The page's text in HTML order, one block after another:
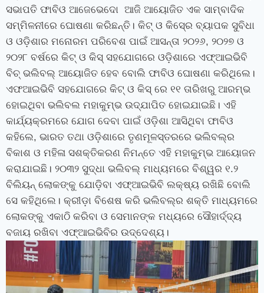
ସଭାପତି ଫାବିଓ ଆଜେଭେଦୋ ଆଜି ଆୟୋଜିତ ଏକ ସାମ୍ବାଦିକ
ସମ୍ମିଳନୀରେ ଘୋଷଣା କରିଛନ୍ତି। କିଟ୍‍ ଓ କିସ୍‍ରେ ବ୍ୟାପକ ସୁବିଧା
ଓ ଓଡ଼ିଶାର ମନୋରମ ପରିବେଶ ପାଇଁ ଆସନ୍ତା ୨୦୨୬, ୨୦୨୭ ଓ
୨୦୨୮ ବର୍ଷରେ କିଟ୍‍ ଓ କିସ୍‍ ସହଯୋଗରେ ଓଡ଼ିଶାରେ ଏଫ୍‍ଆଇଭିବି
ବିଚ୍‍ ଭଲିବଲ୍‍ ଆୟୋଜିତ ହେବ ବୋଲି ଫାବିଓ ଘୋଷଣା କରିଥିଲେ।
ଏଫଆଇଭିବି ସହଯୋଗରେ କିଟ୍‍ ଓ କିସ୍‍ ରେ ୧୧ ତାରିଖରୁ ଆରମ୍ଭ
ହୋଇଥିବା ଭଲିବଲ ମହାକୁମ୍ଭ ଉଦ୍‍ଯାପିତ ହୋଇଯାଇଛି। ଏହି
କାର୍ଯ୍ୟକ୍ରମରେ ଯୋଗ ଦେବା ପାଇଁ ଓଡ଼ିଶା ଆସିଥିବା ଫାବିଓ
କହିଲେ, ଭାରତ ତଥା ଓଡ଼ିଶାରେ ତୃଣମୂଳସ୍ତରରେ ଭଲିବଲ୍‍ର
ବିକାଶ ଓ ମହିଳା ସଶକ୍ତିକରଣ ନିମନ୍ତେ ଏହି ମହାକୁମ୍ଭ ଆୟୋଜନ
କରାଯାଇଛି। ୨୦୩୨ ସୁଦ୍ଧା ଭଲିବଲ୍‍ ମାଧ୍ୟମରେ ବିଶ୍ୱର ୧.୨
ବିଲିୟନ୍‍ ଲୋକଙ୍କୁ ଯୋଡ଼ିବା ଏଫ୍‍ଆଇଭିବି ଲକ୍ଷ୍ୟ ରଖିଛି ବୋଲି
ସେ କହିଥିଲେ। କ୍ରୀଡ଼ା ବିଶେଷ କରି ଭଲିବଲ୍‍ର ଶକ୍ତି ମାଧ୍ୟମରେ
ଲୋକଙ୍କୁ ଏକାଠି କରିବା ଓ ସେମାନଙ୍କ ମଧ୍ୟରେ ସୌହାର୍ଦ୍ଦ୍ୟ
ବଜାୟ ରଖିବା ଏଫ୍‍ଆଇଭିବିର ଉଦ୍ଦେଶ୍ୟ।